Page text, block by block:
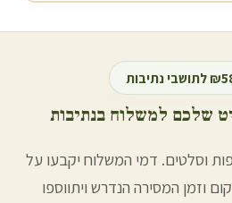
נתיבות
שלכם למשלוח בנתיבות
וסלטים. דמי המשלוח יקבעו על
וזמן המסירה הנדרש ויתווספו